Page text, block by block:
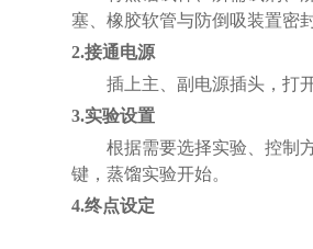
塞、橡胶软管与防倒吸装置密
2.接通电源
插上主、副电源插头，打
3.实验设置
根据需要选择实验、控制
键，蒸馏实验开始。
4.终点设定